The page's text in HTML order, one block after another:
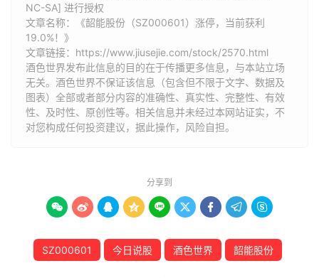
NC-SA] 进行授权
文章名称：《韶能股份（SZ000601）涨停，当前获利
19.0%！》
文章链接： https://www.jiusejie.com/stock/2570.html
酒色世界发布此信息的目的在于传播更多信息，与本站立场
无关。酒色世界不保证该信息（包含但不限于文字、数据及
图表）全部或者部分内容的准确性、真实性、完整性、有效
性、及时性、原创性等。相关信息并未经过本网站证实，不
对您构成任何投资建议，据此操作，风险自担。
分享到
        
SZ000601 今日说股 酒色世界 韶能股份